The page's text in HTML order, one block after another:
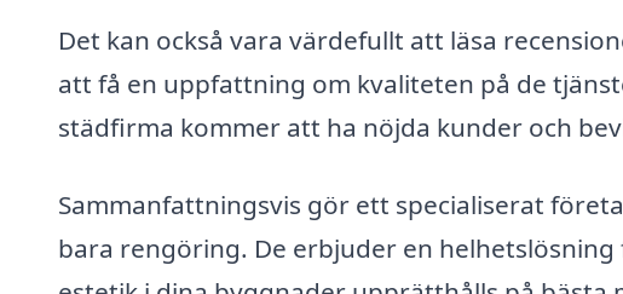
Det kan också vara värdefullt att läsa
att få en uppfattning om kvaliteten på de
städfirma kommer att ha nöjda kunder och
Sammanfattningsvis gör ett specialiserat
bara rengöring. De erbjuder en